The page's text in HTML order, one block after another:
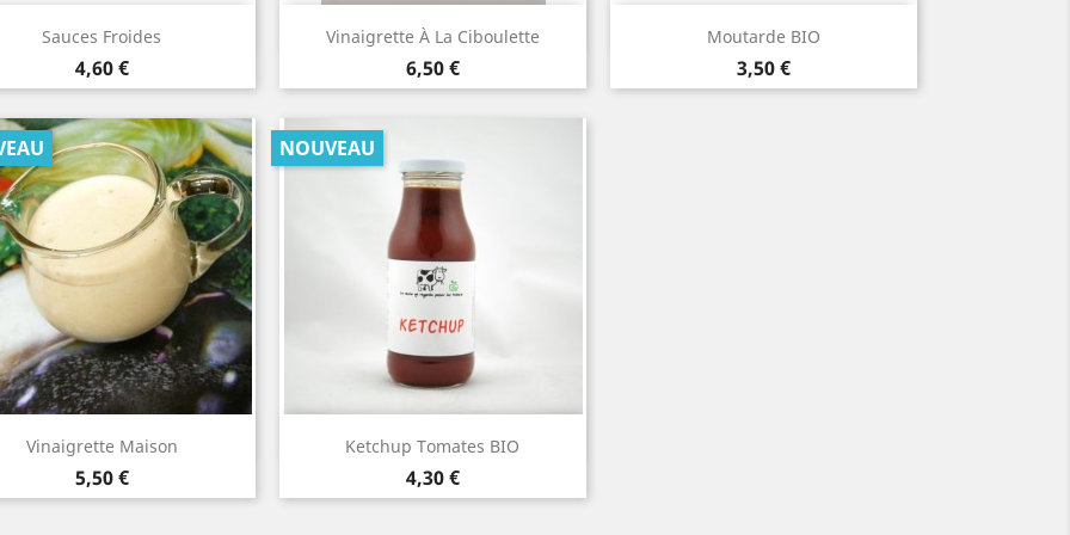
Sauces Froides
Prix
4,60 €
Aperçu rapide Vinaigrette À La Ciboulette
Prix
6,50 €
Aperçu rapide Moutarde BIO
Prix
3,50 €
Aperçu rapide
Vinaigrette Maison
Prix
5,50 €
Aperçu rapide Ketchup Tomates BIO
Prix
4,30 €
NOUVEAU
Aperçu rapide